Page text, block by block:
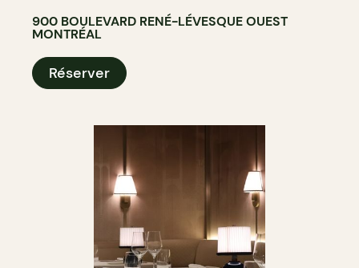
900 BOULEVARD RENÉ-LÉVESQUE OUEST
MONTRÉAL
Réserver